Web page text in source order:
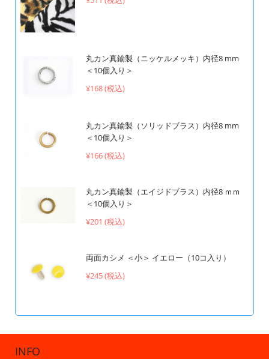
丸カン真鍮製（ニッケルメッキ）内径8 mm
＜10個入り＞
¥168 (税込)
丸カン真鍮製（ソリッドブラス）内径8 mm
＜10個入り＞
¥166 (税込)
丸カン真鍮製（エイジドブラス）内径8 ｍｍ
＜10個入り＞
¥201 (税込)
両面カシメ ＜小＞ イエロー（10コ入り）
¥245 (税込)
INFO